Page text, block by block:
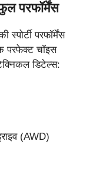
परफॉर्मेंस
परफॉर्मेंस
परफेक्ट चॉइस
डिटेल्स:
(AWD)